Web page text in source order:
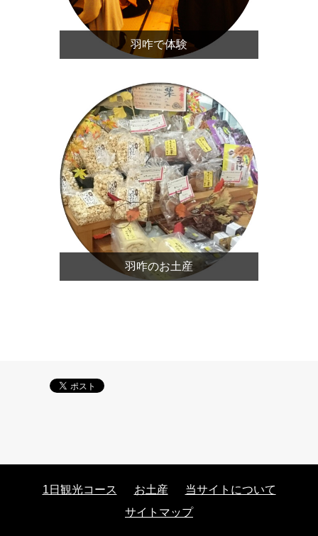
羽咋で体験
羽咋のお土産
1日観光コース お土産
当サイトについて
サイトマップ